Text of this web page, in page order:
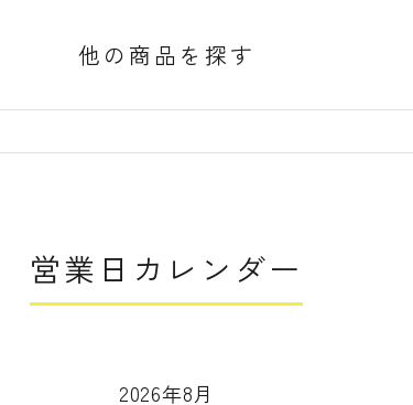
他の商品を探す
営業日カレンダー
2026年8月